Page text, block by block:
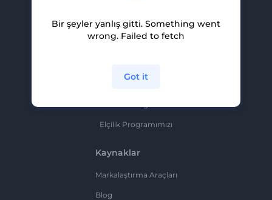
Ortaklık Programı
Elçilik Programımızı
Kaynaklar
Markalaştırma Araçları
Blog
Bir şeyler yanlış gitti. Something went
wrong. Failed to fetch
Got it